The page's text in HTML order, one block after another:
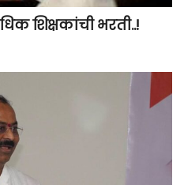
शिक्षकांची भरती..!